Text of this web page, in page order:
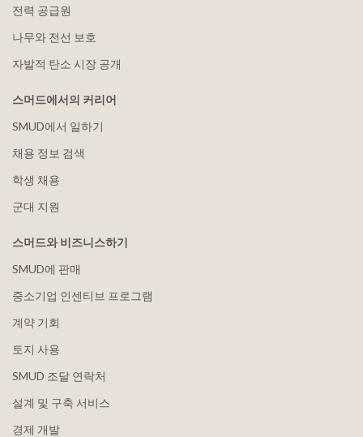
전력 공급원
나무와 전선 보호
자발적 탄소 시장 공개
스머드에서의 커리어
SMUD에서 일하기
채용 정보 검색
학생 채용
군대 지원
스머드와 비즈니스하기
SMUD에 판매
중소기업 인센티브 프로그램
계약 기회
토지 사용
SMUD 조달 연락처
설계 및 구축 서비스
경제 개발